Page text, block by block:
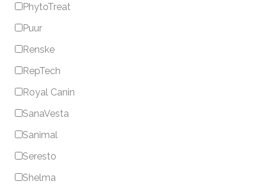
PhytoTreat
Puur
Renske
RepTech
Royal Canin
SanaVesta
Sanimal
Seresto
Shelma